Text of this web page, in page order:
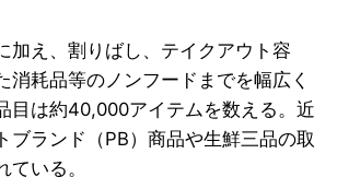
加え、割りばし、テイクアウト容
消耗品等のノンフードまでを幅広く
目は約40,000アイテムを数える。近
ブランド（PB）商品や生鮮三品の取
いる。